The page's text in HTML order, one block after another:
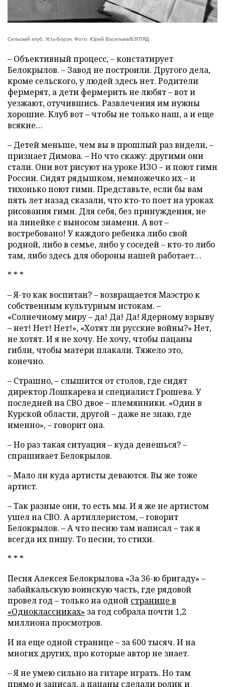
Сельский клуб, Усть-Борзя. Фото: Юрий Васильев/ВЗГЛЯД
– Объективный процесс, – констатирует
Белокрылов. – Завод не построили. Другого дела,
кроме сельского, у людей здесь нет. Родители
фермерят, а дети фермерить не любят – вот и
уезжают, отучившись. Развлечения им нужны
хорошие. Клуб вот – чтобы не только наш, а и еще
всякие…
– Детей меньше, чем вы в прошлый раз видели, –
признает Димова. – Но что скажу: другими они
стали. Они вот рисуют на уроке ИЗО – и поют гимн
России. Сидят рядышком, немножечко их – и
тихонько поют гимн. Представьте, если бы вам
пять лет назад сказали, что кто-то поет на уроках
рисования гимн. Для себя, без принуждения, не
на линейке с выносом знамени. А вот –
востребовано! У каждого ребенка либо свой
родной, либо в семье, либо у соседей – кто-то либо
там, либо здесь для обороны нашей работает…
* * *
– Я-то как воспитан? – возвращается Маэстро к
собственным культурным истокам. –
«Солнечному миру – да! Да! Да! Ядерному взрыву
– нет! Нет! Нет!», «Хотят ли русские войны?» Нет,
не хотят. И я не хочу. Не хочу, чтобы пацаны
гибли, чтобы матери плакали. Тяжело это,
конечно.
– Страшно, – слышится от столов, где сидят
директор Лошкарева и специалист Грошева. У
последней на СВО двое – племянники. «Один в
Курской области, другой – даже не знаю, где
именно», – говорит она.
– Но раз такая ситуация – куда денешься? –
спрашивает Белокрылов.
– Мало ли куда артисты деваются. Вы же тоже
артист.
– Так разные они, то есть мы. И я же не артистом
ушел на СВО. А артиллеристом, – говорит
Белокрылов. – А что песню там написал – так я
всегда их пишу. То песни, то стихи.
* * *
Песня Алексея Белокрылова «За 36-ю бригаду» –
забайкальскую воинскую часть, где рядовой
провел год – только на одной странице в
«Одноклассниках» за год собрала почти 1,2
миллиона просмотров.
И на еще одной странице – за 600 тысяч. И на
многих других, про которые автор не знает.
– Я не умею сильно на гитаре играть. Но там
прямо и записал, а пацаны сделали ролик и